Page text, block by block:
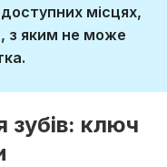
місцях,
з яким не може
зубів: ключ